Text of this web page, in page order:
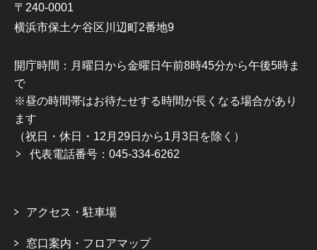
〒240-0001
横浜市保土ケ谷区川辺町2番地9
開庁時間：月曜日から金曜日午前8時45分から午後5時ま
で
※昼の時間帯はお待たせする時間が長くなる場合があり
ます
（祝日・休日・12月29日から1月3日を除く）
代表電話番号：045-334-6262
アクセス・駐車場
窓口案内・フロアマップ